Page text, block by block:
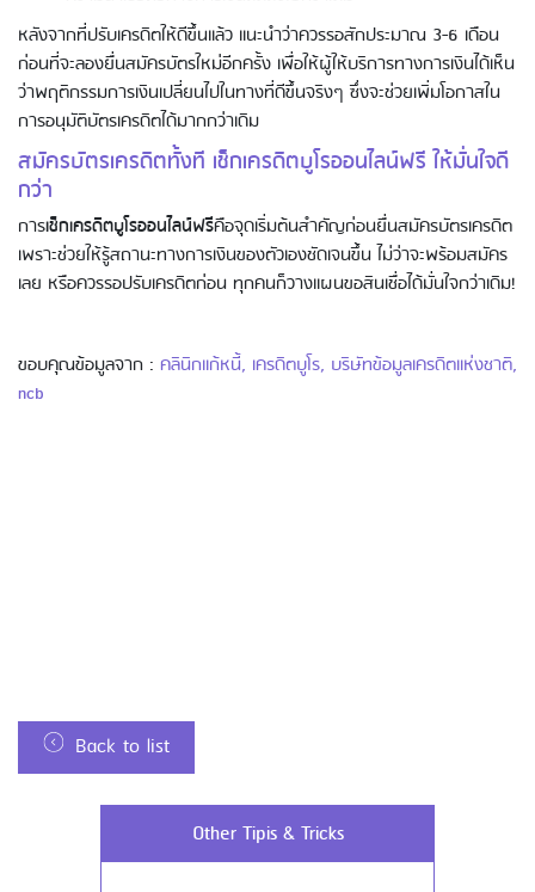
หลังจากที่ปรับเครดิตให้ดีขึ้นแล้ว แนะนำว่าควรรอสักประมาณ 3-6 เดือน
ก่อนที่จะลองยื่นสมัครบัตรใหม่อีกครั้ง เพื่อให้ผู้ให้บริการทางการเงินได้เห็น
ว่าพฤติกรรมการเงินเปลี่ยนไปในทางที่ดีขึ้นจริงๆ ซึ่งจะช่วยเพิ่มโอกาสใน
การอนุมัติบัตรเครดิตได้มากกว่าเดิม
สมัครบัตรเครดิตทั้งที เช็กเครดิตบูโรออนไลน์ฟรี ให้มั่นใจดี
กว่า
การเช็กเครดิตบูโรออนไลน์ฟรีคือจุดเริ่มต้นสำคัญก่อนยื่นสมัครบัตรเครดิต
เพราะช่วยให้รู้สถานะทางการเงินของตัวเองชัดเจนขึ้น ไม่ว่าจะพร้อมสมัคร
เลย หรือควรรอปรับเครดิตก่อน ทุกคนก็วางแผนขอสินเชื่อได้มั่นใจกว่าเดิม!
ขอบคุณข้อมูลจาก : คลินิกแก้หนี้, เครดิตบูโร, บริษัทข้อมูลเครดิตแห่งชาติ,
ncb
Back to list
Other Tipis & Tricks
Using AEON Cards - Shopping (Online)
Using AEON Cards - Using your Card